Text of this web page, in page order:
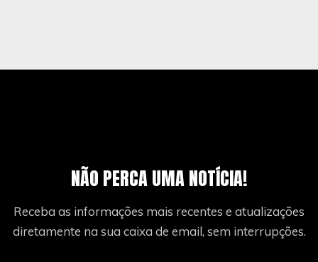
NÃO PERCA UMA NOTÍCIA!
Receba as informações mais recentes e atualizações
diretamente na sua caixa de email, sem interrupções.